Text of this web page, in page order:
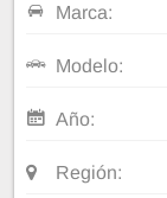
Marca:
Modelo:
Año:
Región: